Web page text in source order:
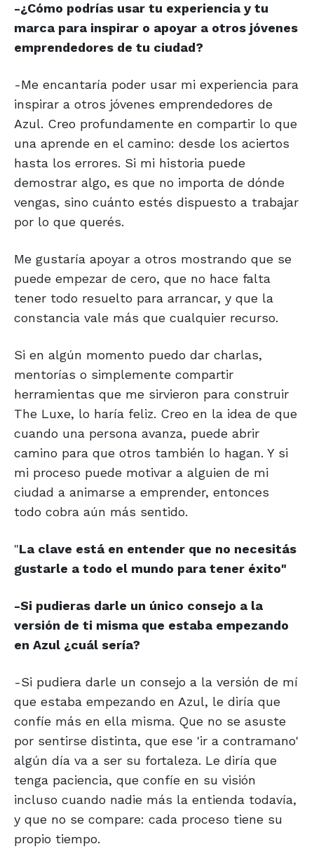
-¿Cómo podrías usar tu experiencia y tu
marca para inspirar o apoyar a otros jóvenes
emprendedores de tu ciudad?
-Me encantaría poder usar mi experiencia para
inspirar a otros jóvenes emprendedores de
Azul. Creo profundamente en compartir lo que
una aprende en el camino: desde los aciertos
hasta los errores. Si mi historia puede
demostrar algo, es que no importa de dónde
vengas, sino cuánto estés dispuesto a trabajar
por lo que querés.
Me gustaría apoyar a otros mostrando que se
puede empezar de cero, que no hace falta
tener todo resuelto para arrancar, y que la
constancia vale más que cualquier recurso.
Si en algún momento puedo dar charlas,
mentorías o simplemente compartir
herramientas que me sirvieron para construir
The Luxe, lo haría feliz. Creo en la idea de que
cuando una persona avanza, puede abrir
camino para que otros también lo hagan. Y si
mi proceso puede motivar a alguien de mi
ciudad a animarse a emprender, entonces
todo cobra aún más sentido.
"La clave está en entender que no necesitás
gustarle a todo el mundo para tener éxito"
-Si pudieras darle un único consejo a la
versión de ti misma que estaba empezando
en Azul ¿cuál sería?
-Si pudiera darle un consejo a la versión de mí
que estaba empezando en Azul, le diría que
confíe más en ella misma. Que no se asuste
por sentirse distinta, que ese 'ir a contramano'
algún día va a ser su fortaleza. Le diría que
tenga paciencia, que confíe en su visión
incluso cuando nadie más la entienda todavía,
y que no se compare: cada proceso tiene su
propio tiempo.